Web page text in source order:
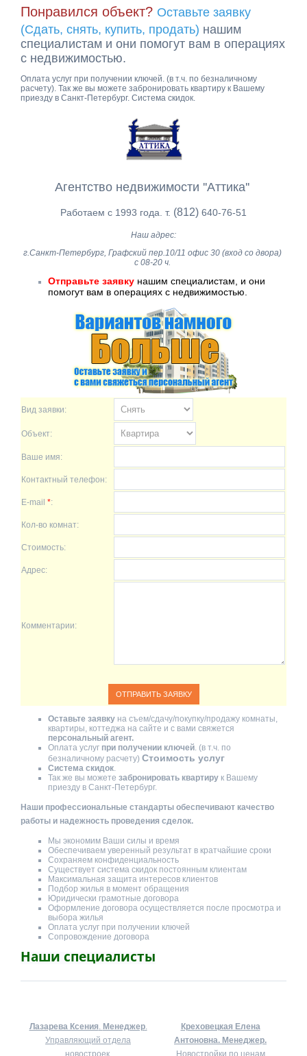
Понравился объект? Оставьте заявку
(Сдать, снять, купить, продать) нашим
специалистам и они помогут вам в операциях
с недвижимостью.
Оплата услуг при получении ключей. (в т.ч. по безналичному
расчету). Так же вы можете забронировать квартиру к Вашему
приезду в Санкт-Петербург. Система скидок.
Агентство недвижимости ''Аттика''
Работаем с 1993 года. т. (812) 640-76-51
Наш адрес:
г.Санкт-Петербург, Графский пер.10/11 офис 30 (вход со двора)
с 08-20 ч.
Отправьте заявку нашим специалистам, и они
помогут вам в операциях с недвижимостью.
Вид заявки:
Объект:
Ваше имя:
Контактный телефон:
E-mail *:
Кол-во комнат:
Стоимость:
Адрес:
Комментарии:
Оставьте заявку на съем/сдачу/покупку/продажу комнаты,
квартиры, коттеджа на сайте и с вами свяжется
персональный агент.
Оплата услуг при получении ключей . (в т.ч. по
безналичному расчету) Стоимость услуг
Система скидок
Так же вы можете забронировать квартиру к Вашему
приезду в Санкт-Петербург.
Наши профессиональные стандарты обеспечивают качество
работы и надежность проведения сделок.
Мы экономим Ваши силы и время
Обеспечиваем уверенный результат в кратчайшие сроки
Сохраняем конфиденциальность
Существует система скидок постоянным клиентам
Максимальная защита интересов клиентов
Подбор жилья в момент обращения
Юридически грамотные договора
Оформление договора осуществляется после просмотра и
выбора жилья
Оплата услуг при получении ключей
Сопровождение договора
Наши специалисты
Лазарева Ксения Менеджер.
Управляющий отдела
новостроек.
Креховецкая Елена
Антоновна. Менеджер.
Новостройки по ценам